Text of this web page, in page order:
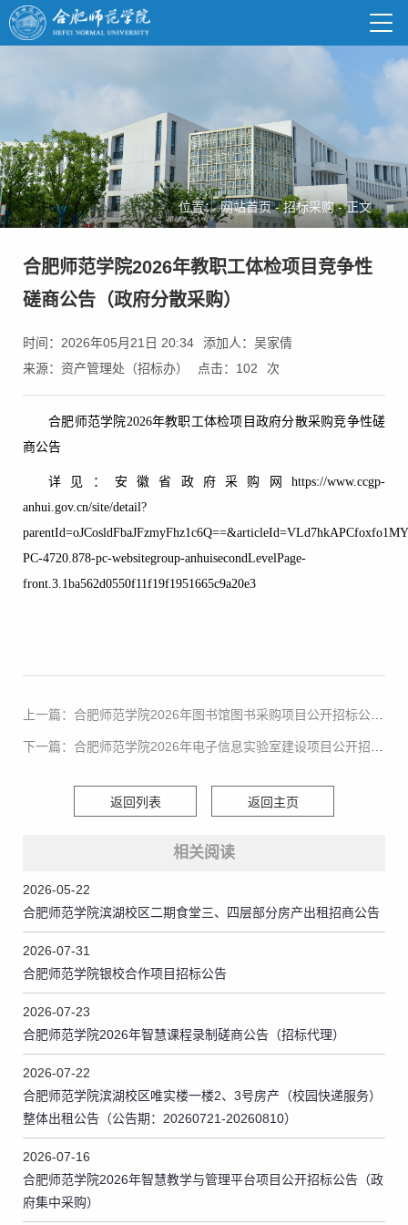
位置：网站首页-招标采购-正文
合肥师范学院2026年教职工体检项目竞争性
磋商公告（政府分散采购）
时间：2026年05月21日 20:34
添加人：吴家倩
来源：资产管理处（招标办）
点击： 102 次
合肥师范学院2026年教职工体检项目政府分散采购竞争性磋
商公告
详见：安徽省政府采购网https://www.ccgp-
anhui.gov.cn/site/detail?
PC-4720.878-pc-websitegroup-anhuisecondLevelPage-
front.3.1ba562d0550f11f19f1951665c9a20e3
返回列表 返回主页
相关阅读
2026-05-22
合肥师范学院滨湖校区二期食堂三、四层部分房产出租招商公告
2026-07-31
合肥师范学院银校合作项目招标公告
2026-07-23
合肥师范学院2026年智慧课程录制磋商公告（招标代理）
2026-07-22
合肥师范学院滨湖校区唯实楼一楼2、3号房产（校园快递服务）
整体出租公告（公告期：20260721-20260810）
2026-07-16
合肥师范学院2026年智慧教学与管理平台项目公开招标公告（政
府集中采购）